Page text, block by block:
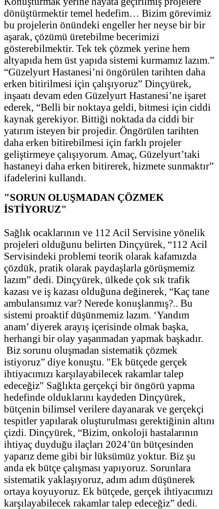
dönüştürmektir temel hedefim… Bizim görevimiz
bu projelerin önündeki engeller her neyse bir bir
aşarak, çözümü üretebilme becerimizi
gösterebilmektir. Tek tek çözmek yerine hem
altyapıda hem üst yapıda sistemi kurmamız lazım.”
“Güzelyurt Hastanesi’ni öngörülen tarihten daha
erken bitirilmesi için çalışıyoruz” Dinçyürek,
inşaatı devam eden Güzelyurt Hastanesi’ne işaret
ederek, “Belli bir noktaya geldi, bitmesi için ciddi
kaynak gerekiyor. Bittiği noktada da ciddi bir
yatırım isteyen bir projedir. Öngörülen tarihten
daha erken bitirebilmesi için farklı projeler
geliştirmeye çalışıyorum. Amaç, Güzelyurt’taki
hastaneyi daha erken bitirerek, hizmete sunmaktır”
ifadelerini kullandı.
"SORUN OLUŞMADAN ÇÖZMEK
İSTİYORUZ"
Sağlık ocaklarının ve 112 Acil Servisine yönelik
projeleri olduğunu belirten Dinçyürek, “112 Acil
Servisindeki problemi teorik olarak kafamızda
çözdük, pratik olarak paydaşlarla görüşmemiz
lazım” dedi. Dinçyürek, ülkede çok sık trafik
kazası ve iş kazası olduğuna değinerek, “Kaç tane
ambulansımız var? Nerede konuşlanmış?.. Bu
sistemi proaktif düşünmemiz lazım. ‘Yandım
anam’ diyerek arayış içerisinde olmak başka,
herhangi bir olay yaşanmadan yapmak başkadır.
Biz sorunu oluşmadan sistematik çözmek
istiyoruz” diye konuştu. "Ek bütçede gerçek
ihtiyacımızı karşılayabilecek rakamlar talep
edeceğiz" Sağlıkta gerçekçi bir öngörü yapma
hedefinde olduklarını kaydeden Dinçyürek,
bütçenin bilimsel verilere dayanarak ve gerçekçi
tespitler yapılarak oluşturulması gerektiğinin altını
çizdi. Dinçyürek, “Bizim, onkoloji hastalarının
ihtiyaç duyduğu ilaçları 2024’ün bütçesinden
yaparız deme gibi bir lüksümüz yoktur. Biz şu
anda ek bütçe çalışması yapıyoruz. Sorunlara
sistematik yaklaşıyoruz, adım adım düşünerek
ortaya koyuyoruz. Ek bütçede, gerçek ihtiyacımızı
karşılayabilecek rakamlar talep edeceğiz” dedi.